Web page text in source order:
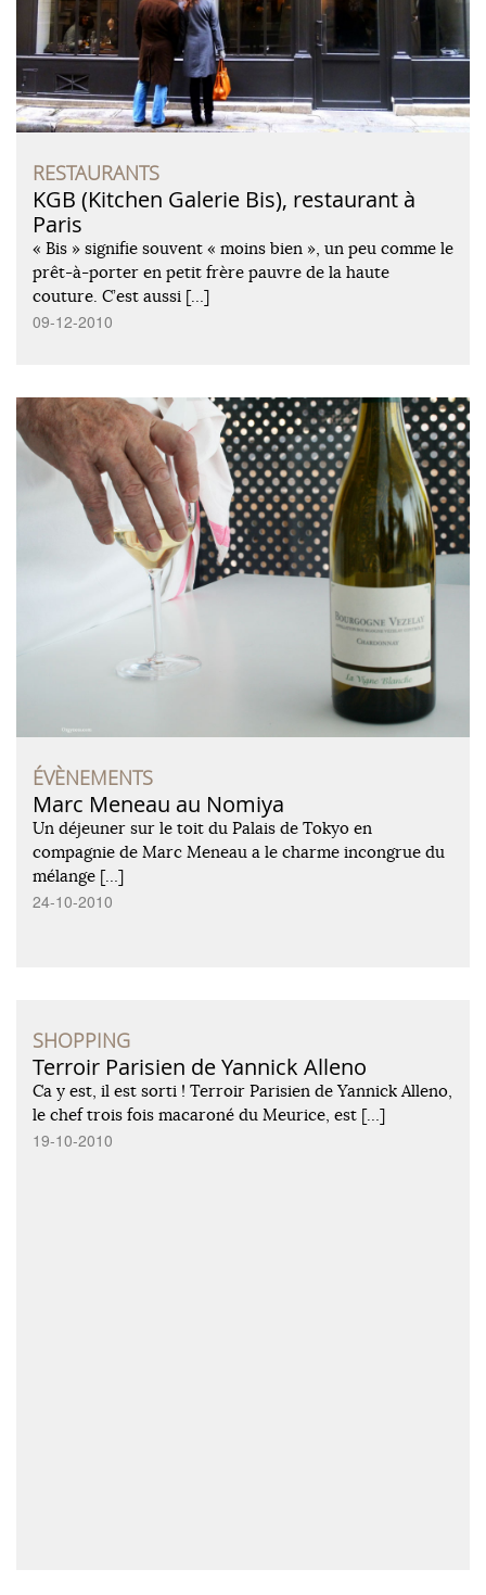
RESTAURANTS
KGB (Kitchen Galerie Bis), restaurant à
Paris
« Bis » signifie souvent « moins bien », un peu comme le
prêt-à-porter en petit frère pauvre de la haute
couture. C’est aussi […]
09-12-2010
ÉVÈNEMENTS
Marc Meneau au Nomiya
Un déjeuner sur le toit du Palais de Tokyo en
compagnie de Marc Meneau a le charme incongrue du
mélange […]
24-10-2010
SHOPPING
Terroir Parisien de Yannick Alleno
Ca y est, il est sorti ! Terroir Parisien de Yannick Alleno,
le chef trois fois macaroné du Meurice, est […]
19-10-2010